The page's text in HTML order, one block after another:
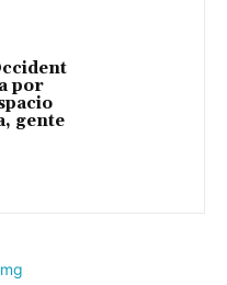
por
gente